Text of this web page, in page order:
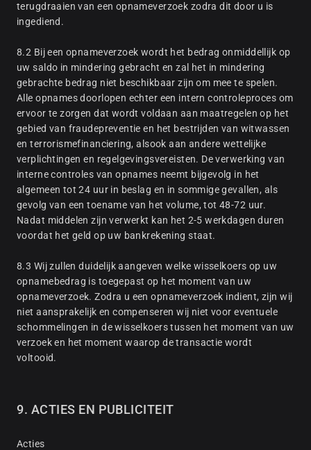
terugdraaien van een opnameverzoek zodra dit door u is
ingediend.
8.2 Bij een opnameverzoek wordt het bedrag onmiddellijk op
uw saldo in mindering gebracht en zal het in mindering
gebrachte bedrag niet beschikbaar zijn om mee te spelen.
Alle opnames doorlopen echter een intern controleproces om
ervoor te zorgen dat wordt voldaan aan maatregelen op het
gebied van fraudepreventie en het bestrijden van witwassen
en terrorismefinanciering, alsook aan andere wettelijke
verplichtingen en regelgevingsvereisten. De verwerking van
interne controles van opnames neemt bijgevolg in het
algemeen tot 24 uur in beslag en in sommige gevallen, als
gevolg van een toename van het volume, tot 48-72 uur.
Nadat middelen zijn verwerkt kan het 2-5 werkdagen duren
voordat het geld op uw bankrekening staat.
8.3 Wij zullen duidelijk aangeven welke wisselkoers op uw
opnamebedrag is toegepast op het moment van uw
opnameverzoek. Zodra u een opnameverzoek indient, zijn wij
niet aansprakelijk en compenseren wij niet voor eventuele
schommelingen in de wisselkoers tussen het moment van uw
verzoek en het moment waarop de transactie wordt
voltooid.
9. ACTIES EN PUBLICITEIT
Acties